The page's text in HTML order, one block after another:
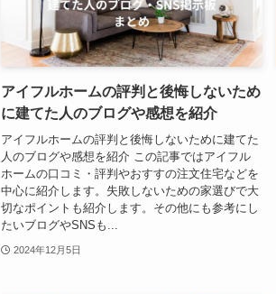
アイフルホームの評判と後悔しないため
に建てた人のブログや感想を紹介
アイフルホームの評判と後悔しないために建てた
人のブログや感想を紹介 この記事ではアイフル
ホームの口コミ・評判やおすすの注文住宅などを
中心に紹介します。失敗しないための家選びで大
切なポイントも紹介します。その他にも参考にし
たいブログやSNSも...
2024年12月5日